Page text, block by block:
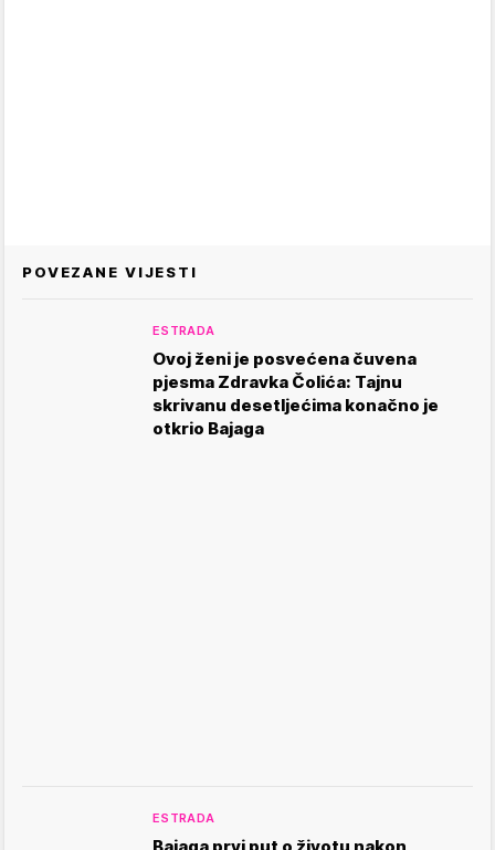
POVEZANE VIJESTI
ESTRADA
Ovoj ženi je posvećena čuvena
pjesma Zdravka Čolića: Tajnu
skrivanu desetljećima konačno je
otkrio Bajaga
ESTRADA
Bajaga prvi put o životu nakon